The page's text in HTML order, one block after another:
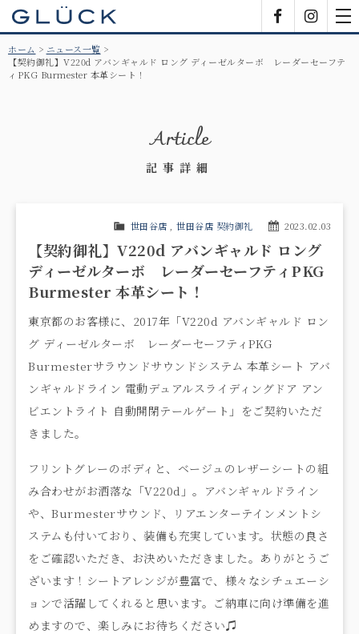
ホーム
ニュース一覧
【契約御礼】V220d アバンギャルド ロング ディーゼルターボ レーダーセーフテ
ィPKG Burmester 本革シート！
Article
記事詳細
2023.02.03
世田谷店 世田谷店 契約御礼
【契約御礼】V220d アバンギャルド ロング
ディーゼルターボ レーダーセーフティPKG
Burmester 本革シート！
東京都のお客様に、2017年「V220d アバンギャルド ロン
グ ディーゼルターボ レーダーセーフティPKG
Burmesterサラウンドサウンドシステム 本革シート アバ
ンギャルドライン 電動デュアルスライディングドア アン
ビエントライト 自動開閉テールゲート」をご契約いただ
きました。
フリントグレーのボディと、ベージュのレザーシートの組
み合わせがお洒落な「V220d」。アバンギャルドライン
や、Burmesterサウンド、リアエンターテインメントシ
ステムも付いており、装備も充実しています。状態の良さ
をご確認いただき、お決めいただきました。ありがとうご
ざいます！シートアレンジが豊富で、様々なシチュエーシ
ョンで活躍してくれると思います。ご納車に向け準備を進
めますので、楽しみにお待ちください♫